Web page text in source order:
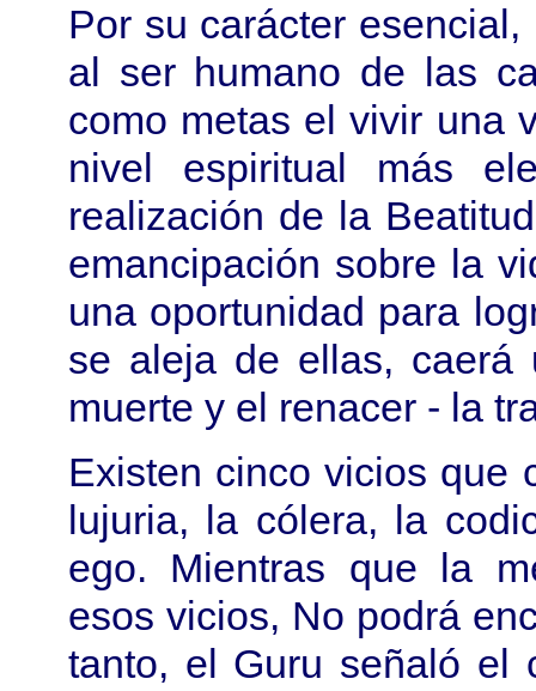
Por su carácter
al ser humano de las
como metas el vivir una
nivel espiritual más
realización de la
emancipación sobre la
una oportunidad para
se aleja de ellas,
muerte y el renacer - la
Existen cinco vicios que
lujuria, la cólera, la
ego. Mientras que la
esos vicios, No podrá
tanto, el Guru señaló el